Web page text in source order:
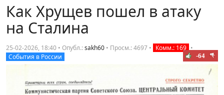
Как Хрущев пошел в атаку
на Сталина
25-02-2026, 18:40 • Опубл.:sakh60 • Просм.: 4697 • Комм.: 169 •
События в России
-64